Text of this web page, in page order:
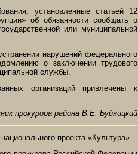
установленные статьей 12
об обязанности сообщать о
или муниципальной
нарушений федерального
о заключении трудового
службы.
организаций привлечены к
прокурора района В.Е. Буйницкий
проекта «Культура»